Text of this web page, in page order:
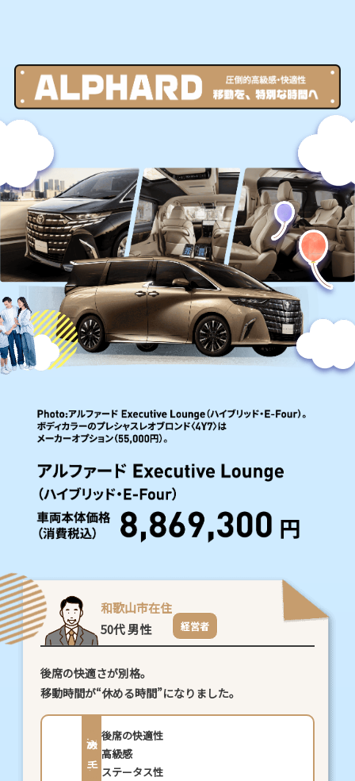
ア
ル
ー
ド
圧
倒
的
高
級
性・
を、
特
別
和歌山市在住
50代 男性
経営者
後席の快適さが別格。
移動時間が“休める時間”になりました。
決め手
後席の快適性
高級感
ステータス性